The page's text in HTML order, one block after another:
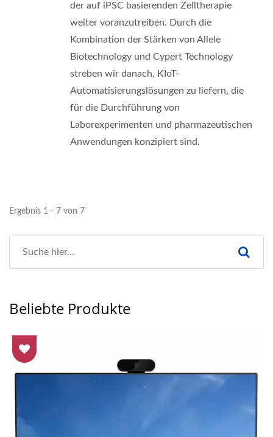
der auf iPSC basierenden Zelltherapie
weiter voranzutreiben. Durch die
Kombination der Stärken von Allele
Biotechnology und Cypert Technology
streben wir danach, KIoT-
Automatisierungslösungen zu liefern, die
für die Durchführung von
Laborexperimenten und pharmazeutischen
Anwendungen konzipiert sind.
Ergebnis 1 - 7 von 7
Beliebte Produkte